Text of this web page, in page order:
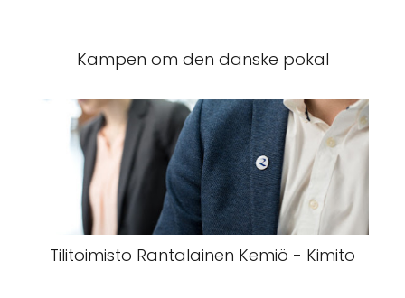
Kampen om den danske pokal
Tilitoimisto Rantalainen Kemiö - Kimito